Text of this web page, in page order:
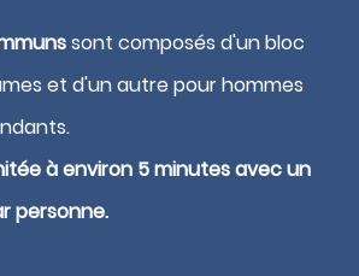
sont composés d'un bloc
et d'un autre pour hommes
à environ 5 minutes avec un
personne.